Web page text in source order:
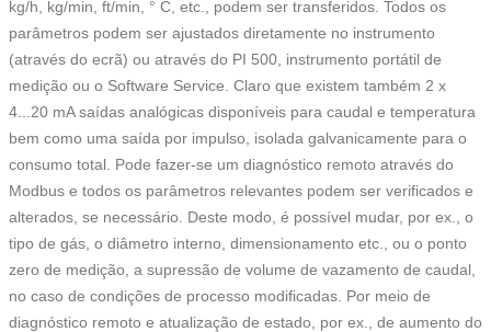
kg/h, kg/min, ft/min, ° C, etc., podem ser transferidos. Todos os
parâmetros podem ser ajustados diretamente no instrumento
(através do ecrã) ou através do PI 500, instrumento portátil de
medição ou o Software Service. Claro que existem também 2 x
4...20 mA saídas analógicas disponíveis para caudal e temperatura
bem como uma saída por impulso, isolada galvanicamente para o
consumo total. Pode fazer-se um diagnóstico remoto através do
Modbus e todos os parâmetros relevantes podem ser verificados e
alterados, se necessário. Deste modo, é possível mudar, por ex., o
tipo de gás, o diâmetro interno, dimensionamento etc., ou o ponto
zero de medição, a supressão de volume de vazamento de caudal,
no caso de condições de processo modificadas. Por meio de
diagnóstico remoto e atualização de estado, por ex., de aumento do